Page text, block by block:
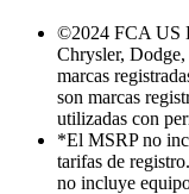
©2024 FCA US
Chrysler,
marcas
son marcas
utilizadas con
*El MSRP no
tarifas de
no incluye